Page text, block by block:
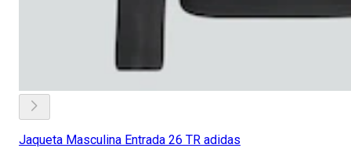
Jaqueta Masculina Entrada 26 TR adidas